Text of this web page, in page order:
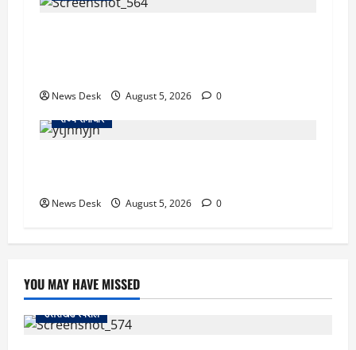
News Desk August 5, 2026
0
राज्य समाचार
News Desk August 5, 2026 0
YOU MAY HAVE MISSED
उत्तराखंड स्पेशल